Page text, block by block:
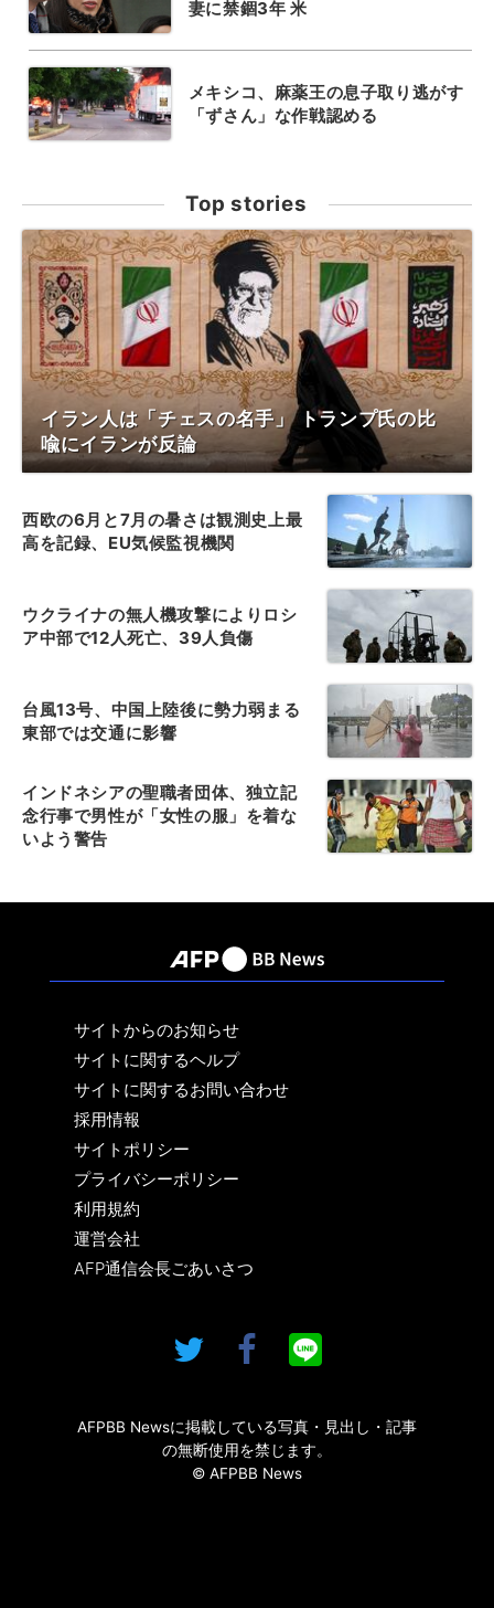
妻に禁錮3年 米
メキシコ、麻薬王の息子取り逃がす
「ずさん」な作戦認める
Top stories
イラン人は「チェスの名手」 トランプ氏の比
喩にイランが反論
西欧の6月と7月の暑さは観測史上最
高を記録、EU気候監視機関
ウクライナの無人機攻撃によりロシ
ア中部で12人死亡、39人負傷
台風13号、中国上陸後に勢力弱まる
東部では交通に影響
インドネシアの聖職者団体、独立記
念行事で男性が「女性の服」を着な
いよう警告
サイトからのお知らせ
サイトに関するヘルプ
サイトに関するお問い合わせ
採用情報
サイトポリシー
プライバシーポリシー
利用規約
運営会社
AFP通信会長ごあいさつ
AFPBB Newsに掲載している写真・見出し・記事
の無断使用を禁じます。
© AFPBB News